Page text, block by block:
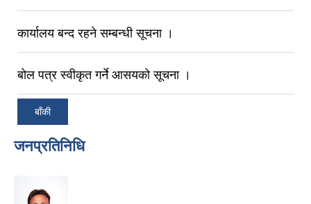
कार्यालय बन्द रहने सम्बन्धी सूचना ।
बोल पत्र स्वीकृत गर्ने आसयको सूचना ।
बाँकी
जनप्रतिनिधि